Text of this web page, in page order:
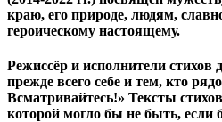
краю, его природе, людям,
героическому настоящему.
Режиссёр и исполнители стихов
прежде всего себе и тем, кто
Всматривайтесь!» Тексты
которой могло бы не быть, если